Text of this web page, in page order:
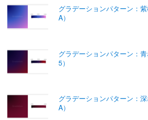
グラデーションパターン：
A）
グラデーションパターン：
5）
グラデーションパターン：
A）